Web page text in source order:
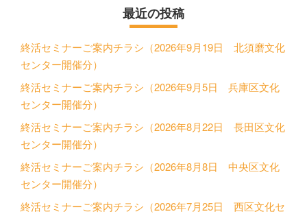
最近の投稿
終活セミナーご案内チラシ（2026年9月19日 北須磨文化
センター開催分）
終活セミナーご案内チラシ（2026年9月5日 兵庫区文化
センター開催分）
終活セミナーご案内チラシ（2026年8月22日 長田区文化
センター開催分）
終活セミナーご案内チラシ（2026年8月8日 中央区文化
センター開催分）
終活セミナーご案内チラシ（2026年7月25日 西区文化セ